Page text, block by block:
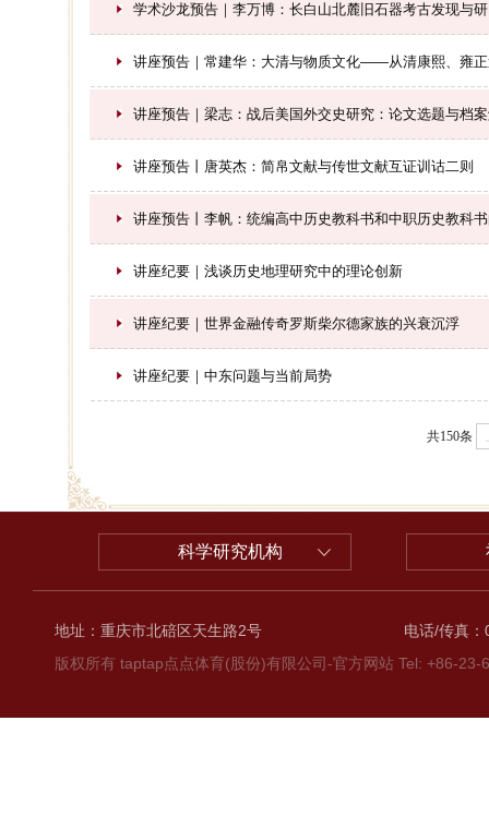
学术沙龙预告｜李万博：长白山北麓旧石器考古发现与
讲座预告｜常建华：大清与物质文化——从清康熙、雍
讲座预告｜梁志：战后美国外交史研究：论文选题与档
讲座预告丨唐英杰：简帛文献与传世文献互证训诂二则
讲座预告丨李帆：统编高中历史教科书和中职历史教科
讲座纪要｜浅谈历史地理研究中的理论创新
讲座纪要｜世界金融传奇罗斯柴尔德家族的兴衰沉浮
讲座纪要｜中东问题与当前局势
共150条
科学研究机构
地址：重庆市北碚区天生路2号
电话/传真
版权所有 taptap点点体育(股份)有限公司-官方网站 Tel: +86-23-